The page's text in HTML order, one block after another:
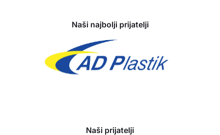
Naši najbolji prijatelji
Naši prijatelji